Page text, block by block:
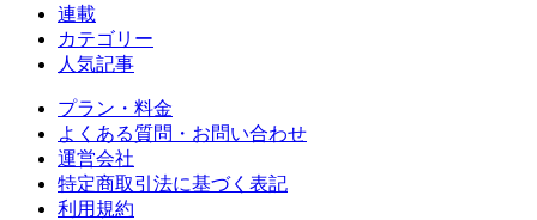
連載
カテゴリー
人気記事
プラン・料金
よくある質問・お問い合わせ
運営会社
特定商取引法に基づく表記
利用規約